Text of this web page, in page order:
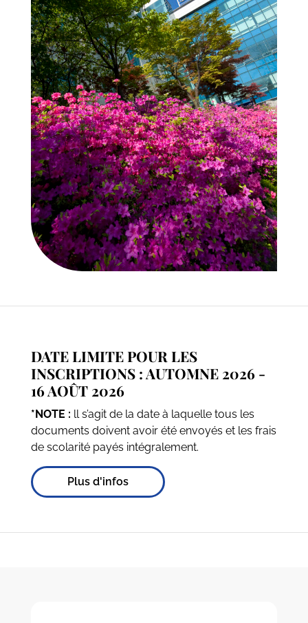
DATE LIMITE POUR LES
INSCRIPTIONS : AUTOMNE 2026 -
16 AOÛT 2026
*NOTE : ll s’agit de la date à laquelle tous les
documents doivent avoir été envoyés et les frais
de scolarité payés intégralement.
Plus d'infos